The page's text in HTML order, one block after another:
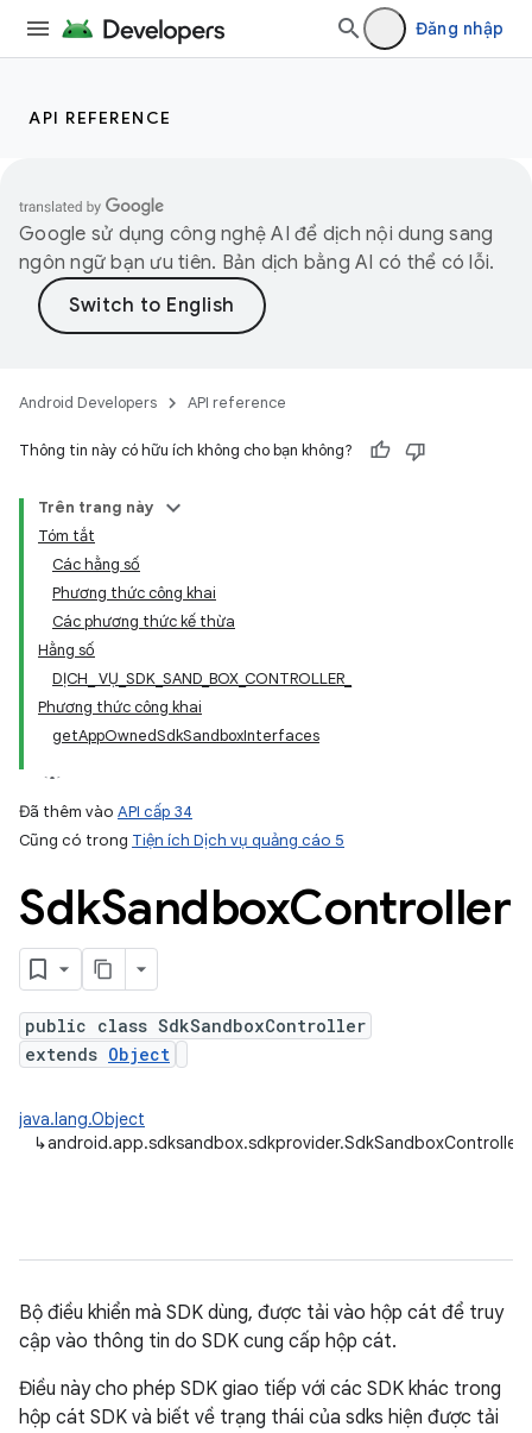
Đăng nhập
API REFERENCE
Google sử dụng công nghệ AI để dịch nội dung sang
ngôn ngữ bạn ưu tiên. Bản dịch bằng AI có thể có lỗi.
Android Developers API reference
Thông tin này có hữu ích không cho bạn không?
Trên trang này
Tóm tắt
Các hằng số
Phương thức công khai
Các phương thức kế thừa
Hằng số
DỊCH_ VỤ_SDK_SAND_BOX_CONTROLLER_
Phương thức công khai
getAppOwnedSdkSandboxInterfaces
Đã thêm vào API cấp 34
Cũng có trong Tiện ích Dịch vụ quảng cáo 5
SdkSandboxController
public class SdkSandboxController
extends Object
java.lang.Object
↳android.app.sdksandbox.sdkprovider.SdkSandboxController
Bộ điều khiển mà SDK dùng, được tải vào hộp cát để truy
cập vào thông tin do SDK cung cấp hộp cát.
Điều này cho phép SDK giao tiếp với các SDK khác trong
hộp cát SDK và biết về trạng thái của sdks hiện được tải